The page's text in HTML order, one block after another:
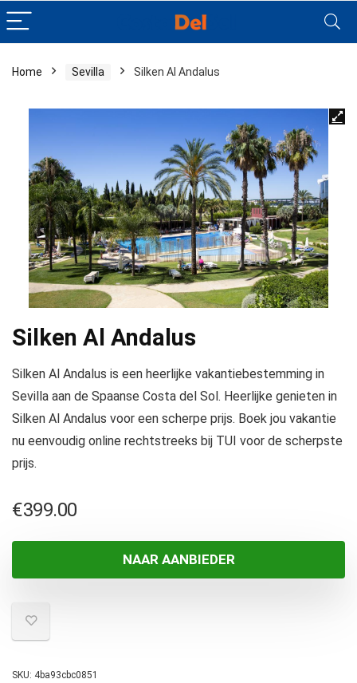
Home Sevilla Silken Al Andalus
Silken Al Andalus
Silken Al Andalus is een heerlijke vakantiebestemming in
Sevilla aan de Spaanse Costa del Sol. Heerlijke genieten in
Silken Al Andalus voor een scherpe prijs. Boek jou vakantie
nu eenvoudig online rechtstreeks bij TUI voor de scherpste
prijs.
€399.00
NAAR AANBIEDER
SKU: 4ba93cbc0851